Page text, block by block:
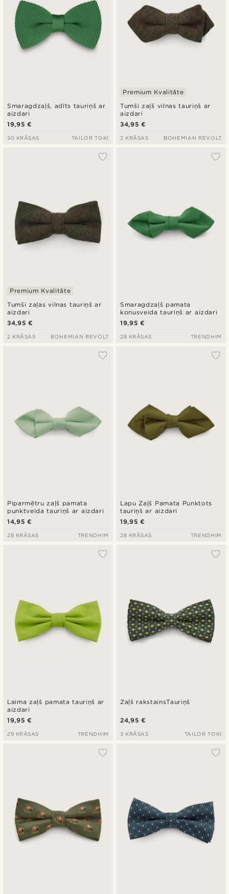
Smaragdzaļš, adīts tauriņš ar
aizdari
19,95 €
30 KRĀSAS TAILOR TOKI
Tumši zaļš vilnas tauriņš ar
aizdari
Premium Kvalitāte
34,95 €
2 KRĀSAS BOHEMIAN REVOLT
Tumši zaļas vilnas tauriņš ar
aizdari
Premium Kvalitāte
34,95 €
2 KRĀSAS BOHEMIAN REVOLT
Smaragdzaļš pamata
konusveida tauriņš ar aizdari
19,95 €
28 KRĀSAS TRENDHIM
Piparmētru zaļš pamata
punktveida tauriņš ar aizdari
14,95 €
28 KRĀSAS TRENDHIM
Lapu Zaļš Pamata Punktots
tauriņš ar aizdari
19,95 €
28 KRĀSAS TRENDHIM
Laima zaļš pamata tauriņš ar
aizdari
19,95 €
29 KRĀSAS TRENDHIM
Zaļš rakstainsTauriņš
24,95 €
3 KRĀSAS TAILOR TOKI